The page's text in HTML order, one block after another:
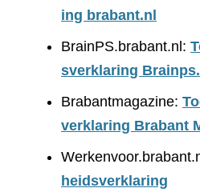
ing brabant.nl
BrainPS.brabant.nl:
sverklaring
Brabantmagazine:
verklaring Brabant
heidsverklaring